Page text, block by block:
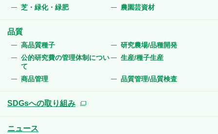
芝・緑化・緑肥
農園芸資材
品質
高品質種子
研究農場/品種開発
公的研究費の管理体制につい
て
生産/種子生産
商品管理 品質管理/品質検査
SDGsへの取り組み
ニュース